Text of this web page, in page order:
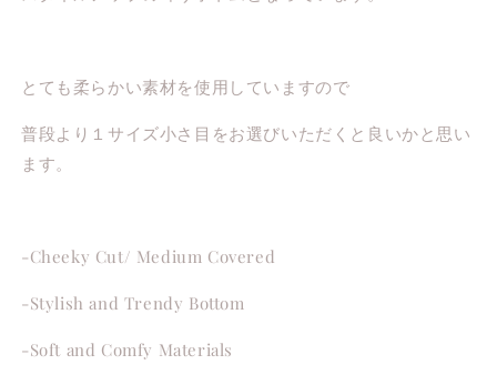
とても柔らかい素材を使用していますので
普段より１サイズ小さ目をお選びいただくと良いかと思い
ます。
-Cheeky Cut/ Medium Covered
-Stylish and Trendy Bottom
-Soft and Comfy Materials